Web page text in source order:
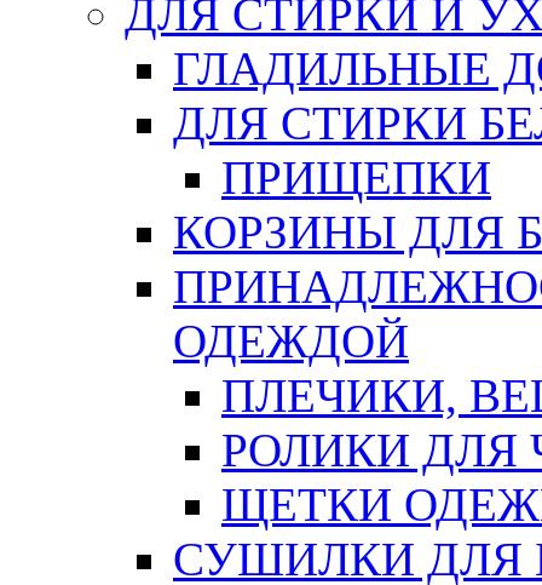
ДЛЯ СТИРКИ И
ГЛАДИЛЬНЫЕ
ДЛЯ СТИРКИ
ПРИЩЕПКИ
КОРЗИНЫ ДЛЯ
ОДЕЖДОЙ
ПЛЕЧИКИ,
РОЛИКИ ДЛЯ
ЩЕТКИ
СУШИЛКИ ДЛЯ